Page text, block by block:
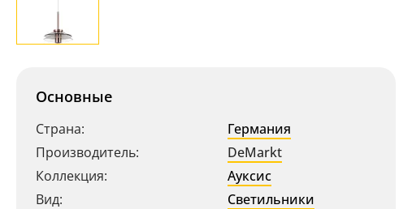
Основные
Страна:
Германия
Производитель:
DeMarkt
Коллекция:
Ауксис
Вид:
Светильники